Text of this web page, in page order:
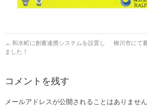
← 和水町に創蓄連携システムを設置し
ました！
柳川市にて
コメントを残す
メールアドレスが公開されることはありません